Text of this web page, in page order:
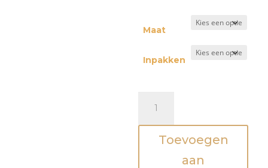
Maat
Inpakken
'Geluk
zit
Toevoegen
aan